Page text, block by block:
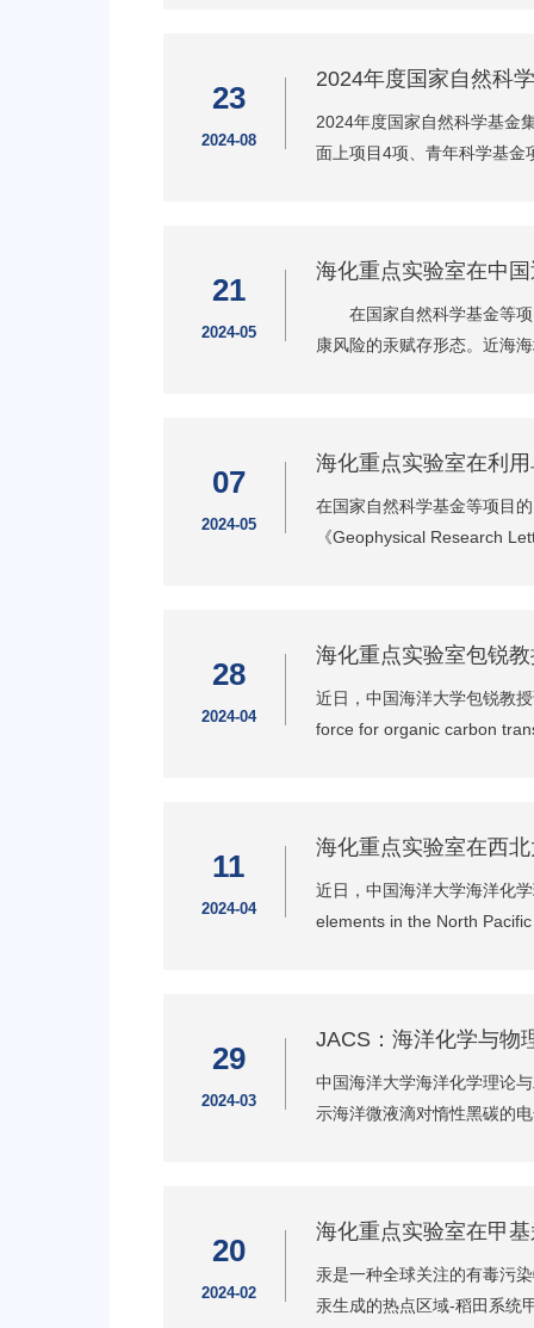
23
2024-08
2024年度国家自然科
2024年度国家自然科学基金
面上项目4项、青年科学基金
21
2024-05
海化重点实验室在中
在国家自然科学基金等项
康风险的汞赋存形态。近海
07
2024-05
海化重点实验室在利
在国家自然科学基金等项目
《Geophysical Research
28
2024-04
海化重点实验室包锐
近日，中国海洋大学包锐教
force for organic carbon
11
2024-04
海化重点实验室在西
近日，中国海洋大学海洋化
elements in the North
29
2024-03
JACS：海洋化学与物
中国海洋大学海洋化学理论
示海洋微液滴对惰性黑碳的
20
2024-02
海化重点实验室在甲
汞是一种全球关注的有毒污
汞生成的热点区域-稻田系统